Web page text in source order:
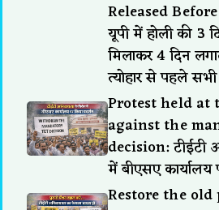
Released
यूपी में होली की 3
मिलाकर 4 दिन
त्योहार से पहले
Protest held at
against the
decision: टीईटी
में बीएसए कार्यालय
Restore the old